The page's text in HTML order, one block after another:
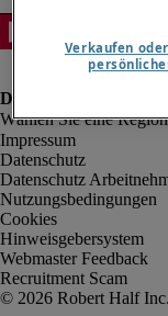
Impressum
Datenschutz
Datenschutz
Nutzungsbedingungen
Cookies
Hinweisgebersystem
Webmaster Feedback
Recruitment Scam
Verkaufen